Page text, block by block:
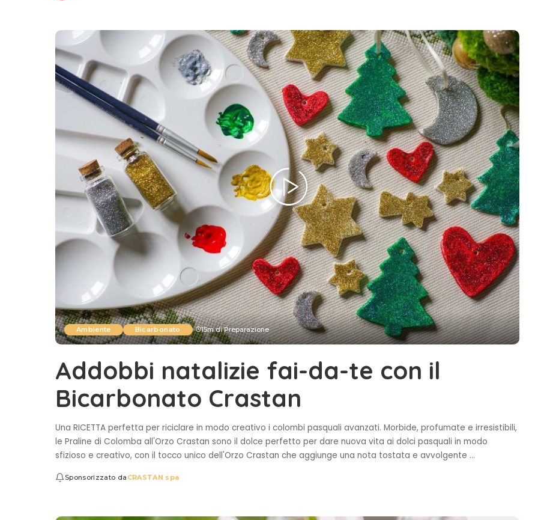
Ambiente Bicarbonato 15m di Preparazione
Addobbi natalizie fai-da-te con il
Bicarbonato Crastan
Una RICETTA perfetta per riciclare in modo creativo i colombi pasquali avanzati. Morbide, profumate e irresistibili,
le Praline di Colomba all'Orzo Crastan sono il dolce perfetto per dare nuova vita ai dolci pasquali in modo
sfizioso e creativo, con il tocco unico dell'Orzo Crastan che aggiunge una nota tostata e avvolgente ...
Sponsorizzato da CRASTAN spa